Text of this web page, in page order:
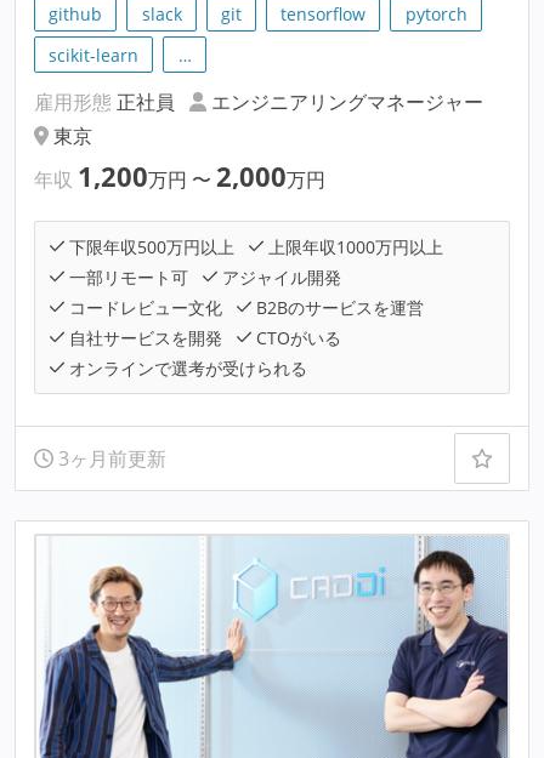
github slack git tensorflow
pytorch
scikit-learn
…
雇用形態 正社員
エンジニアリングマネージャー
東京
年収 1,200万円 〜 2,000万円
下限年収500万円以上
上限年収1000万円以上
一部リモート可
アジャイル開発
コードレビュー文化
B2Bのサービスを運営
自社サービスを開発
CTOがいる
オンラインで選考が受けられる
3ヶ月前更新